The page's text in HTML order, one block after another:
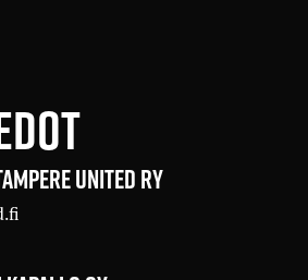
UNITED RY